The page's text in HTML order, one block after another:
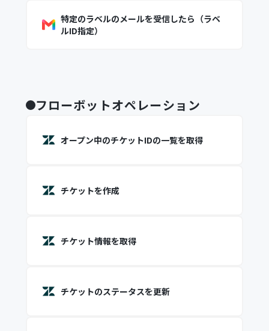
特定のラベルのメールを受信したら（ラベ
ルID指定）
フローボットオペレーション
オープン中のチケットIDの一覧を取得
チケットを作成
チケット情報を取得
チケットのステータスを更新